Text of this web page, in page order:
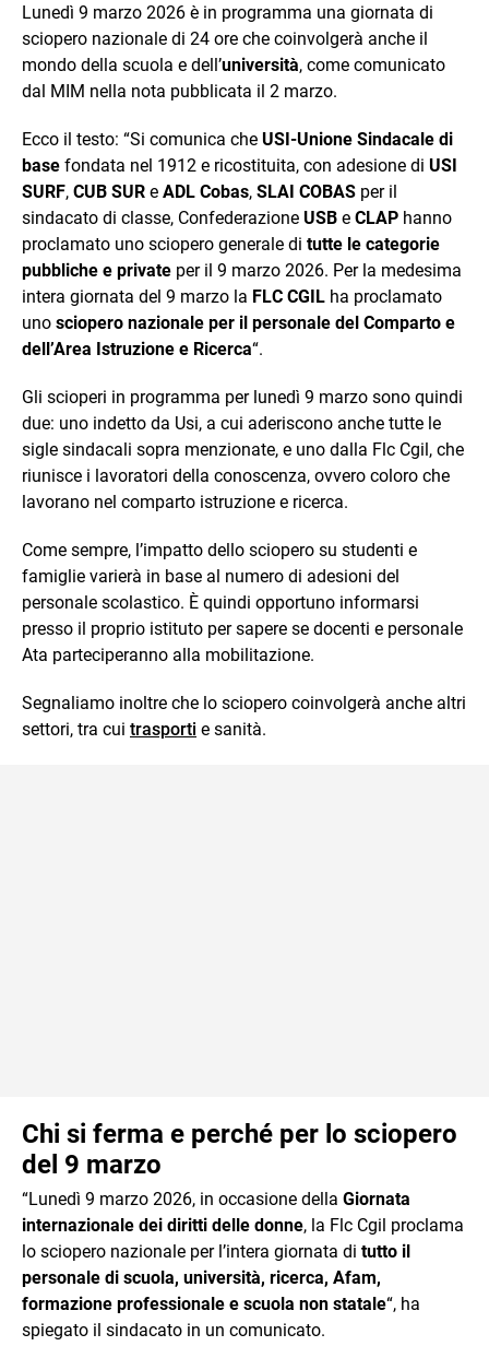
Lunedì 9 marzo 2026 è in programma una giornata di
sciopero nazionale di 24 ore che coinvolgerà anche il
mondo della scuola e dell’università, come comunicato
dal MIM nella nota pubblicata il 2 marzo.
Ecco il testo: “Si comunica che USI-Unione Sindacale di
base fondata nel 1912 e ricostituita, con adesione di USI
SURF, CUB SUR e ADL Cobas, SLAI COBAS per il
sindacato di classe, Confederazione USB e CLAP hanno
proclamato uno sciopero generale di tutte le categorie
pubbliche e private per il 9 marzo 2026. Per la medesima
intera giornata del 9 marzo la FLC CGIL ha proclamato
uno sciopero nazionale per il personale del Comparto e
dell’Area Istruzione e Ricerca“.
Gli scioperi in programma per lunedì 9 marzo sono quindi
due: uno indetto da Usi, a cui aderiscono anche tutte le
sigle sindacali sopra menzionate, e uno dalla Flc Cgil, che
riunisce i lavoratori della conoscenza, ovvero coloro che
lavorano nel comparto istruzione e ricerca.
Come sempre, l’impatto dello sciopero su studenti e
famiglie varierà in base al numero di adesioni del
personale scolastico. È quindi opportuno informarsi
presso il proprio istituto per sapere se docenti e personale
Ata parteciperanno alla mobilitazione.
Segnaliamo inoltre che lo sciopero coinvolgerà anche altri
settori, tra cui trasporti e sanità.
Chi si ferma e perché per lo sciopero
del 9 marzo
“Lunedì 9 marzo 2026, in occasione della Giornata
internazionale dei diritti delle donne, la Flc Cgil proclama
lo sciopero nazionale per l’intera giornata di tutto il
personale di scuola, università, ricerca, Afam,
formazione professionale e scuola non statale“, ha
spiegato il sindacato in un comunicato.